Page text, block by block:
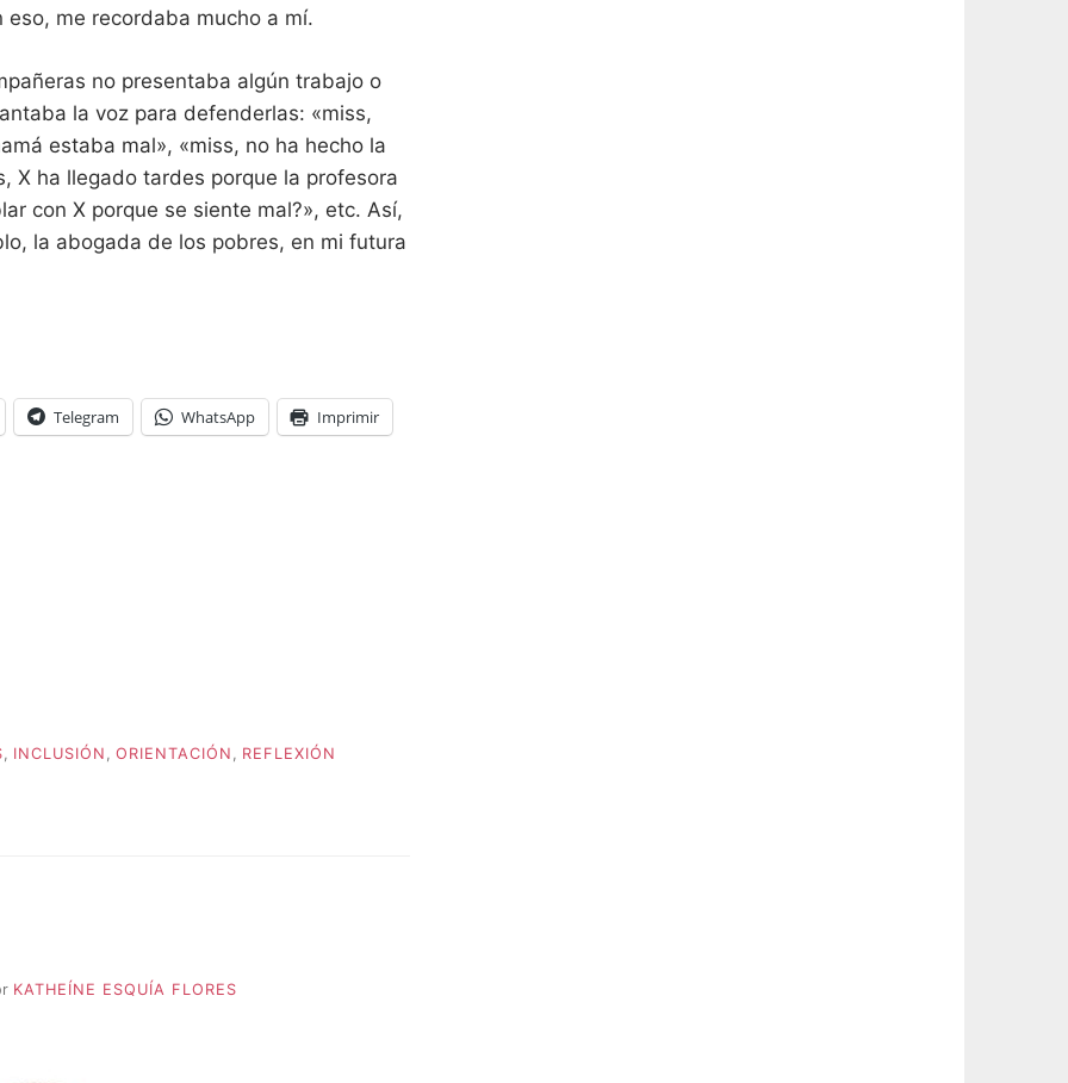
me recordaba mucho a mí.
no presentaba algún trabajo o
la voz para defenderlas: «miss,
estaba mal», «miss, no ha hecho la
X ha llegado tardes porque la profesora
con X porque se siente mal?», etc. Así,
la abogada de los pobres, en mi futura
Telegram WhatsApp Imprimir
, INCLUSIÓN , ORIENTACIÓN , REFLEXIÓN
KATHEÍNE ESQUÍA FLORES